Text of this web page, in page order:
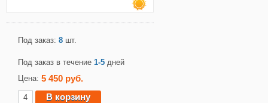
Под заказ: 8 шт.
Под заказ в течение 1-5 дней
Цена: 5 450 руб.
В корзину